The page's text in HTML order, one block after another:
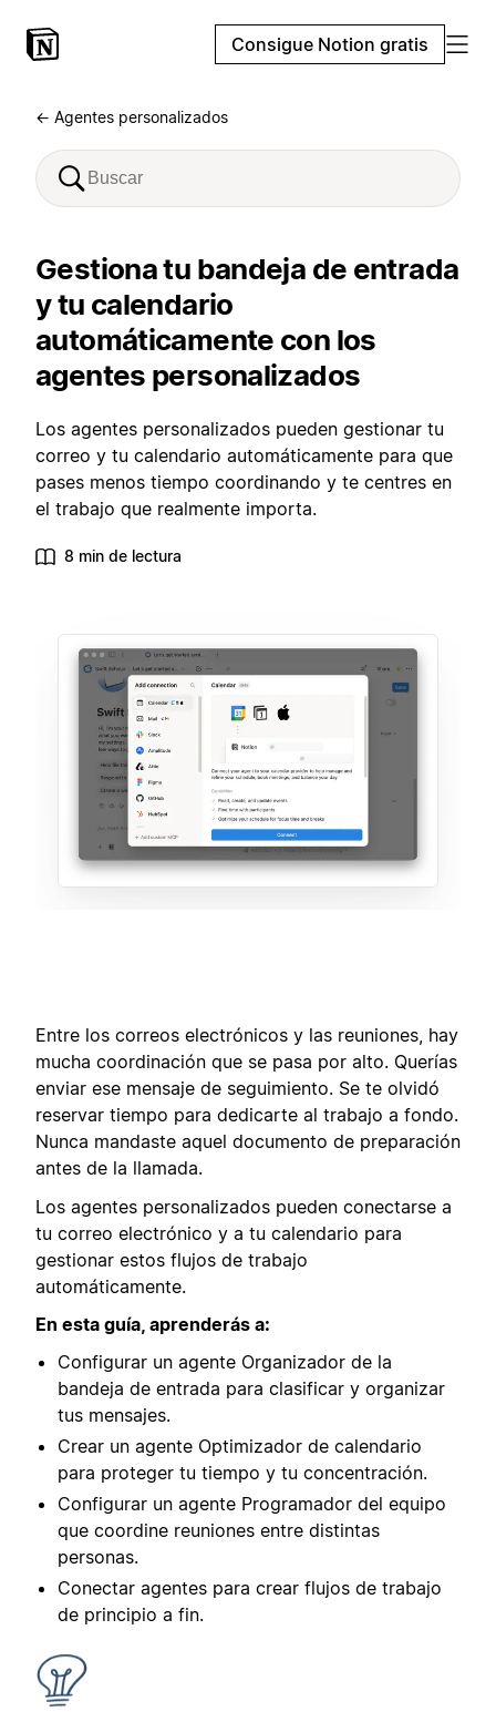
Consigue Notion gratis
← Agentes personalizados
Gestiona tu bandeja de entrada
y tu calendario
automáticamente con los
agentes personalizados
Los agentes personalizados pueden gestionar tu
correo y tu calendario automáticamente para que
pases menos tiempo coordinando y te centres en
el trabajo que realmente importa.
8 min de lectura
Entre los correos electrónicos y las reuniones, hay
mucha coordinación que se pasa por alto. Querías
enviar ese mensaje de seguimiento. Se te olvidó
reservar tiempo para dedicarte al trabajo a fondo.
Nunca mandaste aquel documento de preparación
antes de la llamada.
Los agentes personalizados pueden conectarse a
tu correo electrónico y a tu calendario para
gestionar estos flujos de trabajo
automáticamente.
En esta guía, aprenderás a:
Configurar un agente Organizador de la
bandeja de entrada para clasificar y organizar
tus mensajes.
Crear un agente Optimizador de calendario
para proteger tu tiempo y tu concentración.
Configurar un agente Programador del equipo
que coordine reuniones entre distintas
personas.
Conectar agentes para crear flujos de trabajo
de principio a fin.